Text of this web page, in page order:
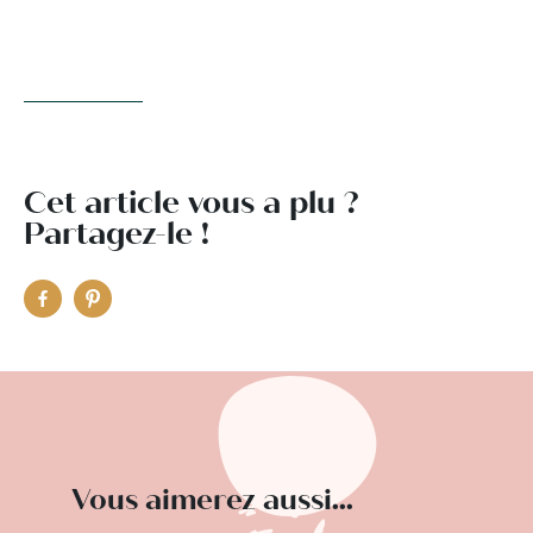
Cet article vous a plu ?
Partagez-le !
Vous aimerez aussi...